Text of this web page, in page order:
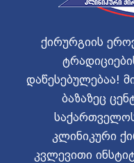
ქირურგიის
დაწესებულებაა!
ბაზაზეც
კლინიკური
კვლევითი